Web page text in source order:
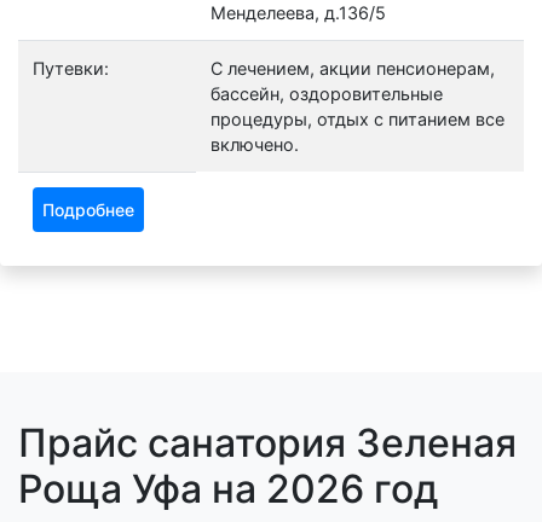
Менделеева, д.136/5
Путевки:
С лечением, акции пенсионерам,
бассейн, оздоровительные
процедуры, отдых с питанием все
включено.
Подробнее
Прайс санатория Зеленая
Роща Уфа на 2026 год